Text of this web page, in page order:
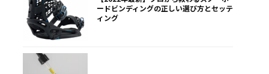
ードビンディングの正しい選び方とセッテ
ィング